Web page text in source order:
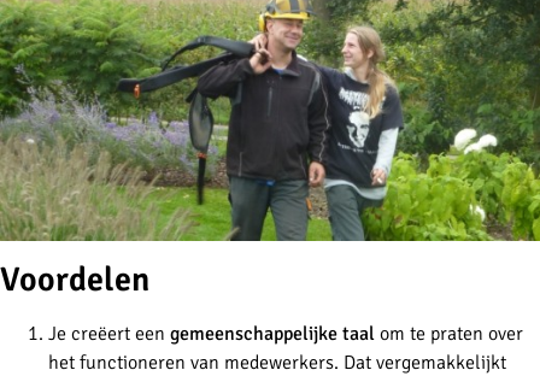
Voordelen
Je creëert een gemeenschappelijke taal om te praten over
het functioneren van medewerkers. Dat vergemakkelijkt